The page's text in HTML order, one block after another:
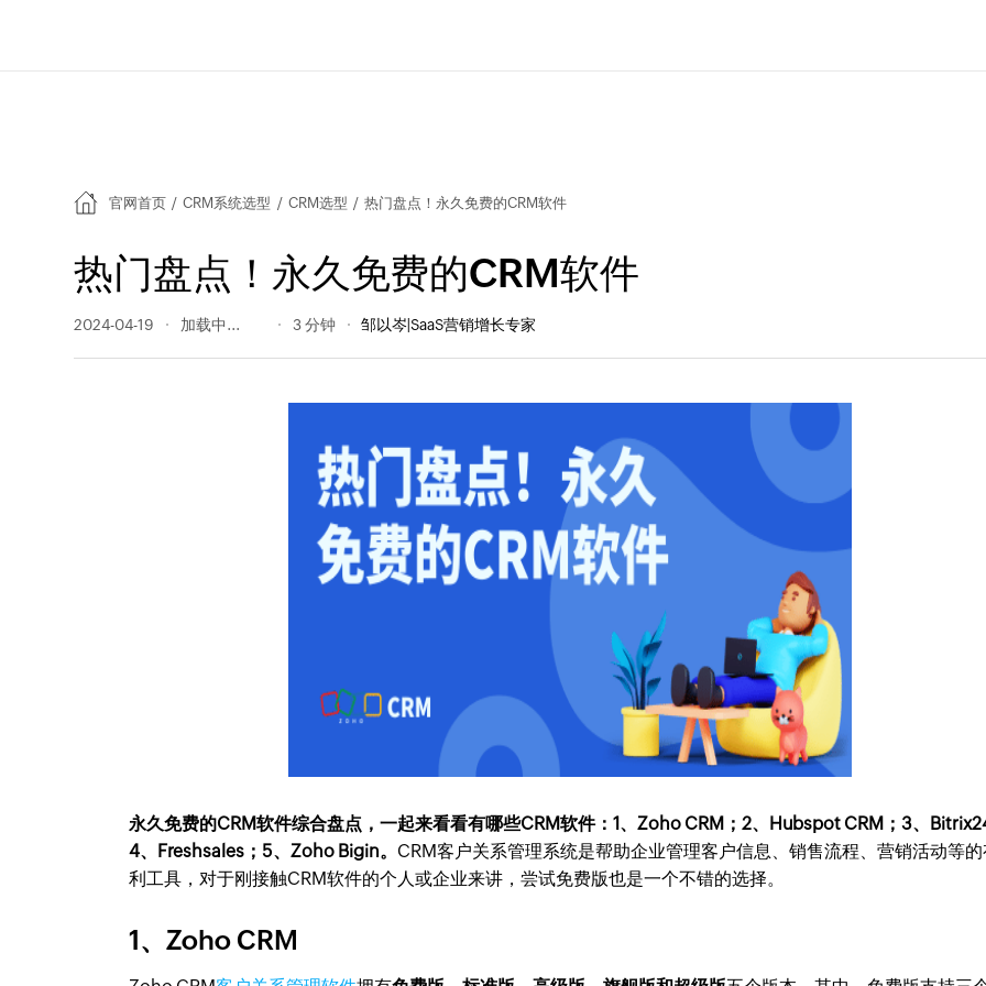
官网首页 / CRM系统选型 / CRM选型 / 热门盘点！永久免费的CRM软件
热门盘点！永久免费的CRM软件
2024-04-19 5895 阅读量 3 分钟 邹以岑|SaaS营销增长专家
永久免费的CRM软件综合盘点，一起来看看有哪些CRM软件：1、Zoho CRM；2、Hubspot CRM；3、
4、Freshsales；5、Zoho Bigin。 CRM客户关系管理系统是帮助企业管理客户信息、销售流程、营销活动等
利工具，对于刚接触CRM软件的个人或企业来讲，尝试免费版也是一个不错的选择。
1、Zoho CRM